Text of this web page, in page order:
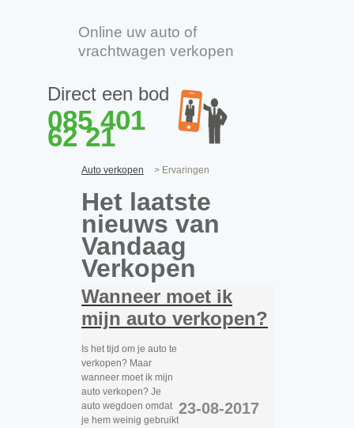
Online uw auto of
vrachtwagen verkopen
Direct een bod
085 401
62 21
Auto verkopen > Ervaringen
Het laatste
nieuws van
Vandaag
Verkopen
Wanneer moet ik
mijn auto verkopen?
23-08-2017
Is het tijd om je auto te
verkopen? Maar
wanneer moet ik mijn
auto verkopen? Je
auto wegdoen omdat
je hem weinig gebruikt